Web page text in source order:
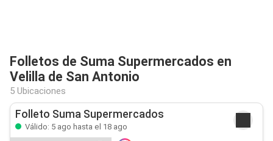
Folletos de Suma Supermercados en
Velilla de San Antonio
5 Ubicaciones
Folleto Suma Supermercados
Válido: 5 ago hasta el 18 ago